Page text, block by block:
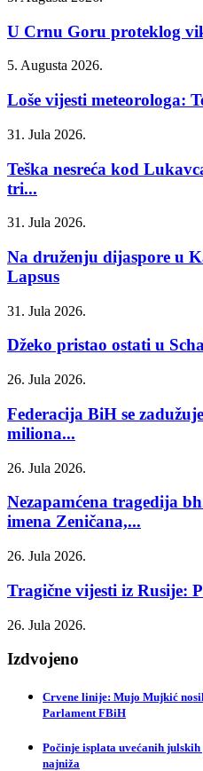
U Crnu Goru proteklog
5. Augusta 2026.
Loše vijesti meteorologa:
31. Jula 2026.
Teška nesreća kod
tri...
31. Jula 2026.
Na druženju dijaspore u
Lapsus
31. Jula 2026.
Džeko pristao ostati u
26. Jula 2026.
Federacija BiH se
miliona...
26. Jula 2026.
Nezapamćena tragedija
imena Zeničana,...
26. Jula 2026.
Tragične vijesti iz Rusije:
26. Jula 2026.
Izdvojeno
Crvene linije: Mujo Mujkić
Parlament FBiH
Počinje isplata uvećanih
najniža